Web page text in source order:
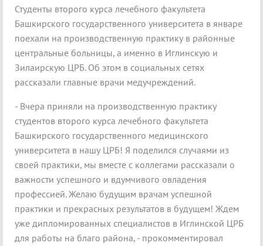
Студенты второго курса лечебного факультета
Башкирского государственного университета в январе
поехали на производственную практику в районные
центральные больницы, а именно в Иглинскую и
Зилаирскую ЦРБ. Об этом в социальных сетях
рассказали главные врачи медучреждений.
- Вчера приняли на производственную практику
студентов второго курса лечебного факультета
Башкирского государственного медицинского
университета в нашу ЦРБ! Я поделился случаями из
своей практики, мы вместе с коллегами рассказали о
важности успешного и вдумчивого овладения
профессией. Желаю будущим врачам успешной
практики и прекрасных результатов в будущем! Ждем
уже дипломированных специалистов в Иглинской ЦРБ
для работы на благо района, - прокомментировал